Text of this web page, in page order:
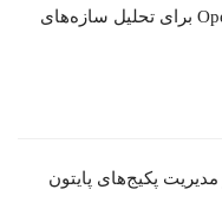
انجام پروژه با OpenSees برای تحلیل سازه‌های